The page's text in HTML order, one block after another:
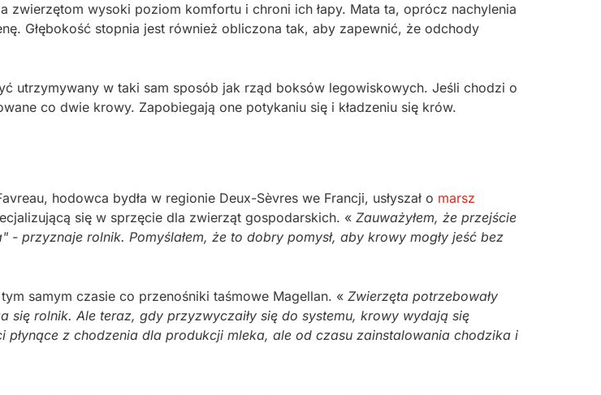
wysoki poziom komfortu i chroni ich łapy. Mata ta, oprócz nachylenia
Głębokość stopnia jest również obliczona tak, aby zapewnić, że odchody
utrzymywany w taki sam sposób jak rząd boksów legowiskowych. Jeśli chodzi o
co dwie krowy. Zapobiegają one potykaniu się i kładzeniu się krów.
hodowca bydła w regionie Deux-Sèvres we Francji, usłyszał o marsz
się w sprzęcie dla zwierząt gospodarskich. « Zauważyłem, że przejście
przyznaje rolnik. Pomyślałem, że to dobry pomysł, aby krowy mogły jeść bez
samym czasie co przenośniki taśmowe Magellan. « Zwierzęta potrzebowały
rolnik. Ale teraz, gdy przyzwyczaiły się do systemu, krowy wydają się
z chodzenia dla produkcji mleka, ale od czasu zainstalowania chodzika i